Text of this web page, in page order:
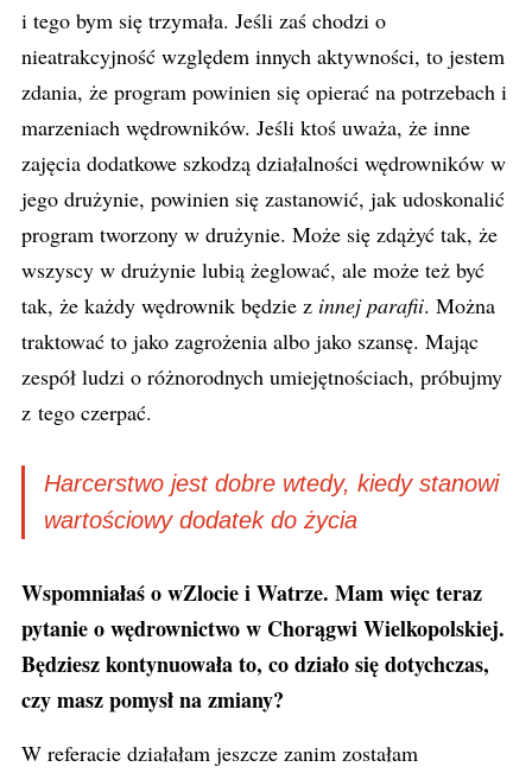
i tego bym się trzymała. Jeśli zaś chodzi o
nieatrakcyjność względem innych aktywności, to jestem
zdania, że program powinien się opierać na potrzebach i
marzeniach wędrowników. Jeśli ktoś uważa, że inne
zajęcia dodatkowe szkodzą działalności wędrowników w
jego drużynie, powinien się zastanowić, jak udoskonalić
program tworzony w drużynie. Może się zdążyć tak, że
wszyscy w drużynie lubią żeglować, ale może też być
tak, że każdy wędrownik będzie z innej parafii. Można
traktować to jako zagrożenia albo jako szansę. Mając
zespół ludzi o różnorodnych umiejętnościach, próbujmy
z tego czerpać.
Harcerstwo jest dobre wtedy, kiedy stanowi
wartościowy dodatek do życia
Wspomniałaś o wZlocie i Watrze. Mam więc teraz
pytanie o wędrownictwo w Chorągwi Wielkopolskiej.
Będziesz kontynuowała to, co działo się dotychczas,
czy masz pomysł na zmiany?
W referacie działałam jeszcze zanim zostałam